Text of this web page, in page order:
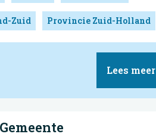
Zuid Provincie Zuid-Holland
Lees meer